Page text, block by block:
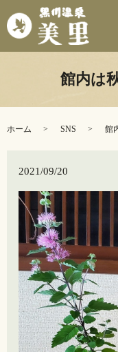
館内は
ホーム SNS 館
2021/09/20